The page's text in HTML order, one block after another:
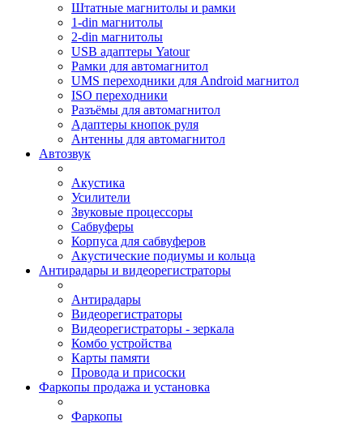
Штатные магнитолы и рамки
1-din магнитолы
2-din магнитолы
USB адаптеры Yatour
Рамки для автомагнитол
UMS переходники для Android магнитол
ISO переходники
Разъёмы для автомагнитол
Адаптеры кнопок руля
Антенны для автомагнитол
Автозвук
Акустика
Усилители
Звуковые процессоры
Сабвуферы
Корпуса для сабвуферов
Акустические подиумы и кольца
Антирадары и видеорегистраторы
Антирадары
Видеорегистраторы
Видеорегистраторы - зеркала
Комбо устройства
Карты памяти
Провода и присоски
Фаркопы продажа и установка
Фаркопы